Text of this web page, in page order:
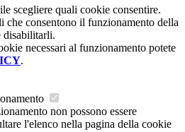
scegliere quali cookie consentire.
che consentono il funzionamento della
disabilitarli.
necessari al funzionamento potete
.
non possono essere
l'elenco nella pagina della cookie